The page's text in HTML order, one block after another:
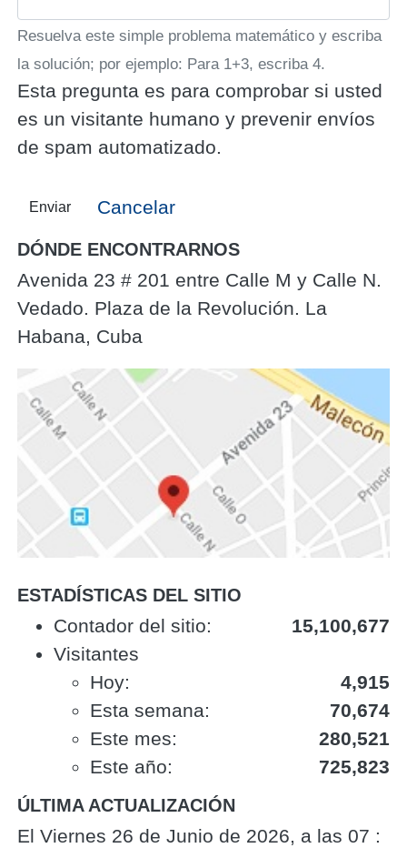
Resuelva este simple problema matemático y escriba
la solución; por ejemplo: Para 1+3, escriba 4.
Esta pregunta es para comprobar si usted
es un visitante humano y prevenir envíos
de spam automatizado.
Enviar Cancelar
DÓNDE ENCONTRARNOS
Avenida 23 # 201 entre Calle M y Calle N.
Vedado. Plaza de la Revolución. La
Habana, Cuba
ESTADÍSTICAS DEL SITIO
‎Contador del sitio:‎
15,100,677
Visitantes
Hoy:
4,915
Esta semana:
70,674
Este mes:
280,521
Este año:
725,823
ÚLTIMA ACTUALIZACIÓN
El Viernes 26 de Junio de 2026, a las 07 :